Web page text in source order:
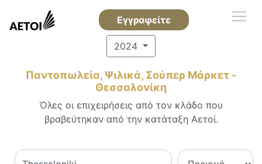
Εγγραφείτε
2024
Παντοπωλεία, Ψιλικά, Σούπερ Μάρκετ -
Θεσσαλονίκη
Όλες οι επιχειρήσεις από τον κλάδο που
βραβεύτηκαν από την κατάταξη Αετοί.